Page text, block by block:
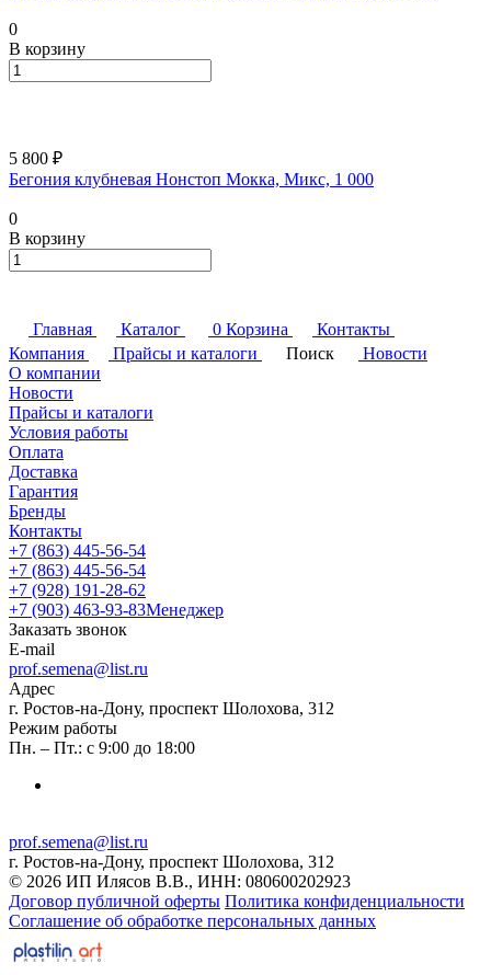
0
В корзину
5 800 ₽
Бегония клубневая Нонстоп Мокка, Микс, 1 000
0
В корзину
Главная Каталог 0 Корзина
Контакты
Компания
Прайсы и каталоги Поиск
Новости
О компании
Новости
Прайсы и каталоги
Условия работы
Оплата
Доставка
Гарантия
Бренды
Контакты
+7 (863) 445-56-54
+7 (863) 445-56-54
+7 (928) 191-28-62
+7 (903) 463-93-83Менеджер
Заказать звонок
E-mail
prof.semena@list.ru
Адрес
г. Ростов-на-Дону, проспект Шолохова, 312
Режим работы
Пн. – Пт.: с 9:00 до 18:00
prof.semena@list.ru
г. Ростов-на-Дону, проспект Шолохова, 312
© 2026 ИП Илясов В.В., ИНН: 080600202923
Договор публичной оферты Политика конфиденциальности
Соглашение об обработке персональных данных